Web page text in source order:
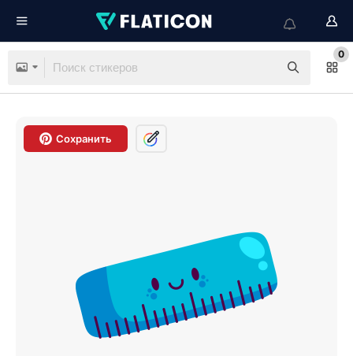
0
Сохранить